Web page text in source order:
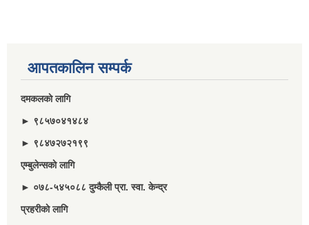
आपतकालिन सम्पर्क
दमकलकाे लागि
► ९८५७०४१४८४
► ९८४७२७२१९९
एम्बुलेन्सकाे लागि
► ०७८-५४५०८८ दुम्कैली प्रा. स्वा. केन्द्र
प्रहरीकाे लागि